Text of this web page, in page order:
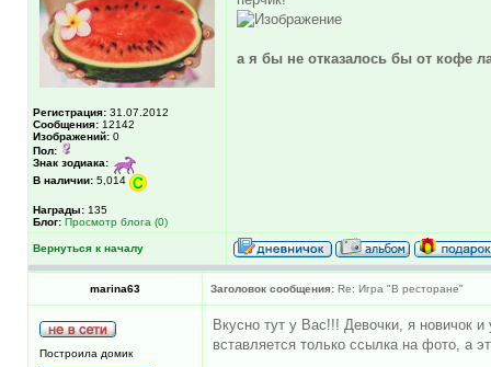
Регистрация: 31.07.2012
Сообщения: 12142
Изображений: 0
Пол:
Знак зодиака:
В наличии: 5,014
Награды: 135
Блог: Просмотр блога (0)
а я бы не отказалось бы от кофе
Вернуться к началу
marina63 Заголовок сообщения: Re: Игра "В ресторане"
Построила домик
Вкусно тут у Вас!!! Девочки, я новичок
вставляется только ссылка на фото, а